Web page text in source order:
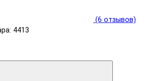
(6 отзывов)
4413